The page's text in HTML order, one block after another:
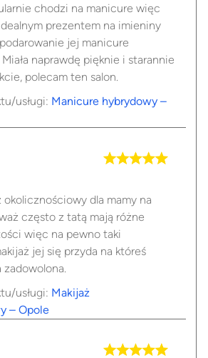
chodzi na manicure więc
prezentem na imieniny
jej manicure
naprawdę pięknie i starannie
polecam ten salon.
usługi: Manicure hybrydowy –
okolicznościowy dla mamy na
często z tatą mają różne
więc na pewno taki
jej się przyda na któreś
zadowolona.
usługi: Makijaż
– Opole